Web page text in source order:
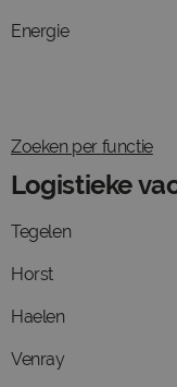
Energie
Zoeken per functie
Logistieke
Tegelen
Horst
Haelen
Venray